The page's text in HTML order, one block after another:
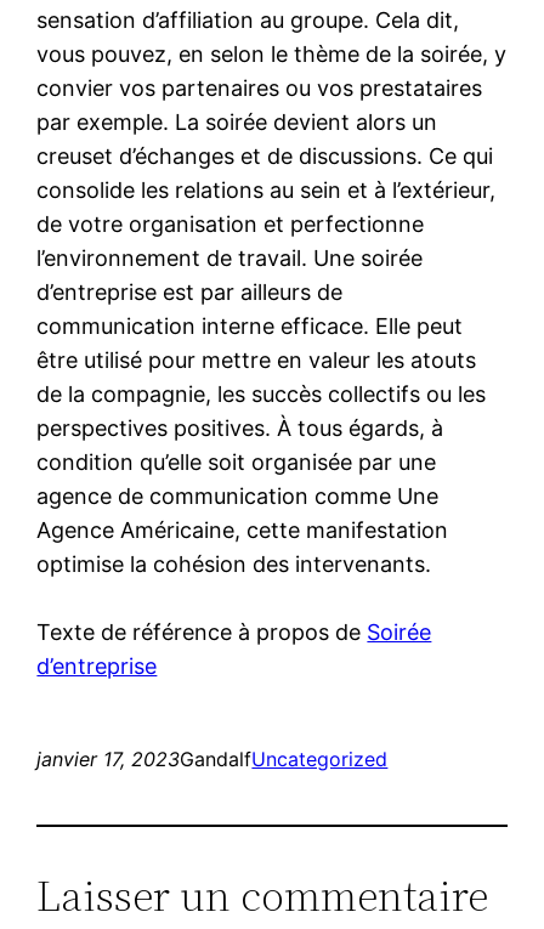
sensation d’affiliation au groupe. Cela dit,
vous pouvez, en selon le thème de la soirée, y
convier vos partenaires ou vos prestataires
par exemple. La soirée devient alors un
creuset d’échanges et de discussions. Ce qui
consolide les relations au sein et à l’extérieur,
de votre organisation et perfectionne
l’environnement de travail. Une soirée
d’entreprise est par ailleurs de
communication interne efficace. Elle peut
être utilisé pour mettre en valeur les atouts
de la compagnie, les succès collectifs ou les
perspectives positives. À tous égards, à
condition qu’elle soit organisée par une
agence de communication comme Une
Agence Américaine, cette manifestation
optimise la cohésion des intervenants.
Texte de référence à propos de Soirée
d’entreprise
janvier 17, 2023GandalfUncategorized
Laisser un commentaire